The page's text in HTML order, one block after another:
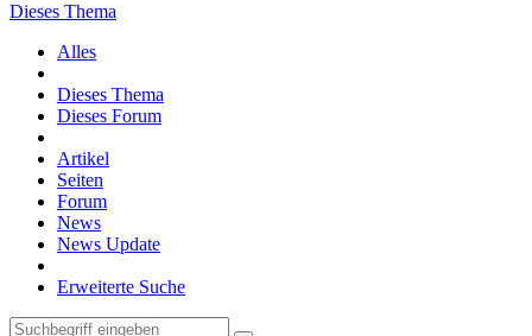
Dieses Thema
Alles
Dieses Thema
Dieses Forum
Artikel
Seiten
Forum
News
News Update
Erweiterte Suche